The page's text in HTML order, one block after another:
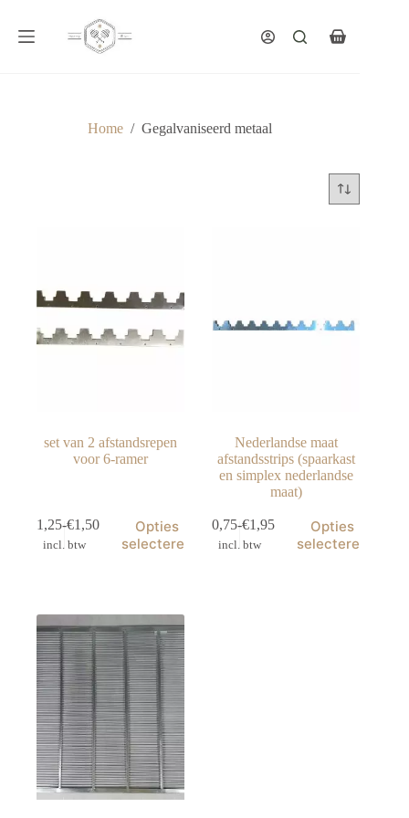
Winkelwagen
Home / Gegalvaniseerd metaal
set van 2 afstandsrepen
voor 6-ramer
1,25-€1,50
Prijsklasse:
incl. btw
Opties
selecteren
Dit
product
heeft
optie
kan
gekozen
worden
productpagina
Nederlandse maat
afstandsstrips (spaarkast
en simplex nederlandse
maat)
€0,75-€1,95
Prijsklasse:
incl. btw
Opties
selecteren
Dit
product
heeft